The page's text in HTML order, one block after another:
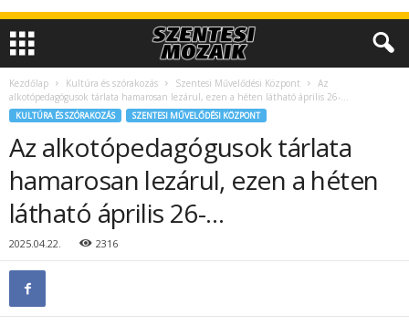
Kezdőlap Kultúra és szórakozás Szentesi Művelődési Központ
Az
alkotópedagógusok tárlata hamarosan lezárul, ezen a héten látható április 26-…
KULTÚRA ÉS SZÓRAKOZÁS SZENTESI MŰVELŐDÉSI KÖZPONT
Az alkotópedagógusok tárlata
hamarosan lezárul, ezen a héten
látható április 26-…
2025.04.22. 2316